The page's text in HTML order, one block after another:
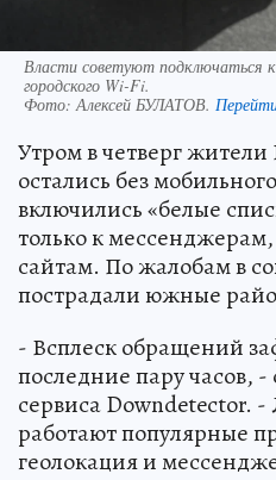
Власти советуют подключаться
городского Wi-Fi.
Фото:Алексей БУЛАТОВ.
Утром в четверг жители
остались без
включились «белые
только к
сайтам. По жалобам в
пострадали южные
- Всплеск обращений
последние пару часов,
сервиса Downdetector.
работают популярные
геолокация и